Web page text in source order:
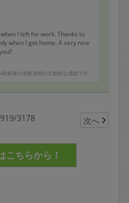
I left for work. Thanks to
when I got home. A very nice
※依頼者の依頼当時の主観的な感想です。
3178 次へ